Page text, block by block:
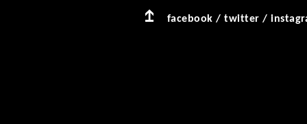
facebook /twitter /